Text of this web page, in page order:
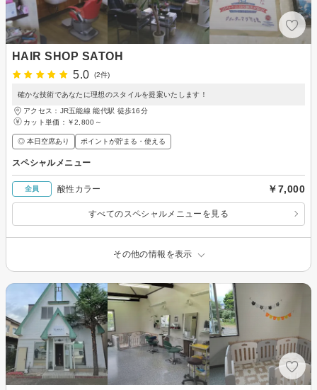
HAIR SHOP SATOH
5.0
(2件)
確かな技術であなたに理想のスタイルを提案いたします！
アクセス：JR五能線 能代駅 徒歩16分
カット単価： ￥2,800～
◎ 本日空席あり ポイントが貯まる・使える
スペシャルメニュー
全員 酸性カラー ￥7,000
すべてのスペシャルメニューを見る
その他の情報を表示